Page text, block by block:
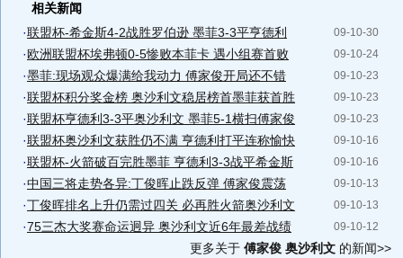
相关新闻
09-10-30
·联盟杯-希金斯4-2战胜罗伯逊 墨菲3-3平亨德利
09-10-24
·欧洲联盟杯埃弗顿0-5惨败本菲卡 遇小组赛首败
09-10-23
·墨菲:现场观众爆满给我动力 傅家俊开局还不错
09-10-23
·联盟杯积分奖金榜 奥沙利文稳居榜首墨菲获首胜
09-10-23
·联盟杯亨德利3-3平奥沙利文 墨菲5-1横扫傅家俊
09-10-16
·联盟杯奥沙利文获胜仍不满 亨德利打平连称愉快
09-10-16
·联盟杯-火箭破百完胜墨菲 亨德利3-3战平希金斯
09-10-13
·中国三将走势各异:丁俊晖止跌反弹 傅家俊震荡
09-10-13
·丁俊晖排名上升仍需过四关 必再胜火箭奥沙利文
09-10-12
·75三杰大奖赛命运迥异 奥沙利文近6年最差战绩
更多关于 傅家俊 奥沙利文 的新闻>>